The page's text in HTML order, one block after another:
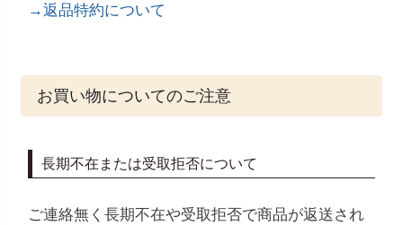
→返品特約について
お買い物についてのご注意
長期不在または受取拒否について
ご連絡無く長期不在や受取拒否で商品が返送され